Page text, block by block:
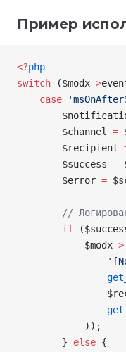
Пример
<?php
switch ($modx->
    case
        $channel
=
        $recipient
        $success
=
        $error
=
//
        if
(
            $modx
->
            ));
        }
else {